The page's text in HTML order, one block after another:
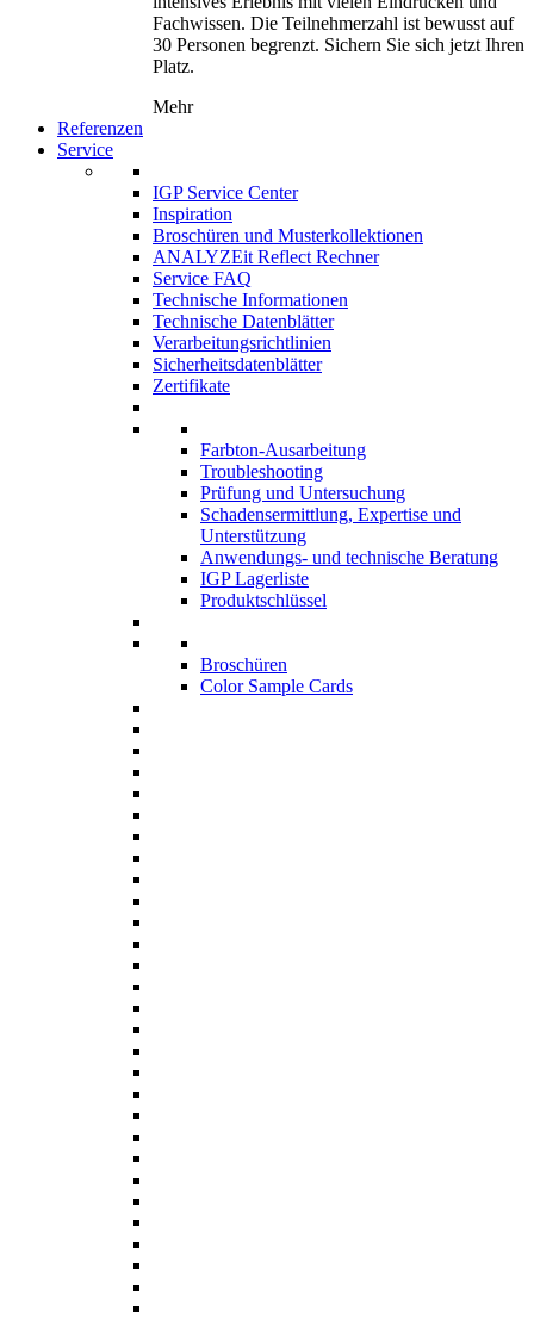
Fachwissen. Die Teilnehmerzahl ist bewusst auf
30 Personen begrenzt. Sichern Sie sich jetzt Ihren
Platz.
Mehr
Referenzen
Service
IGP Service Center
Inspiration
Broschüren und Musterkollektionen
ANALYZEit Reflect Rechner
Service FAQ
Technische Informationen
Technische Datenblätter
Verarbeitungsrichtlinien
Sicherheitsdatenblätter
Zertifikate
Farbton-Ausarbeitung
Troubleshooting
Prüfung und Untersuchung
Schadensermittlung, Expertise und
Unterstützung
Anwendungs- und technische Beratung
IGP Lagerliste
Produktschlüssel
Broschüren
Color Sample Cards